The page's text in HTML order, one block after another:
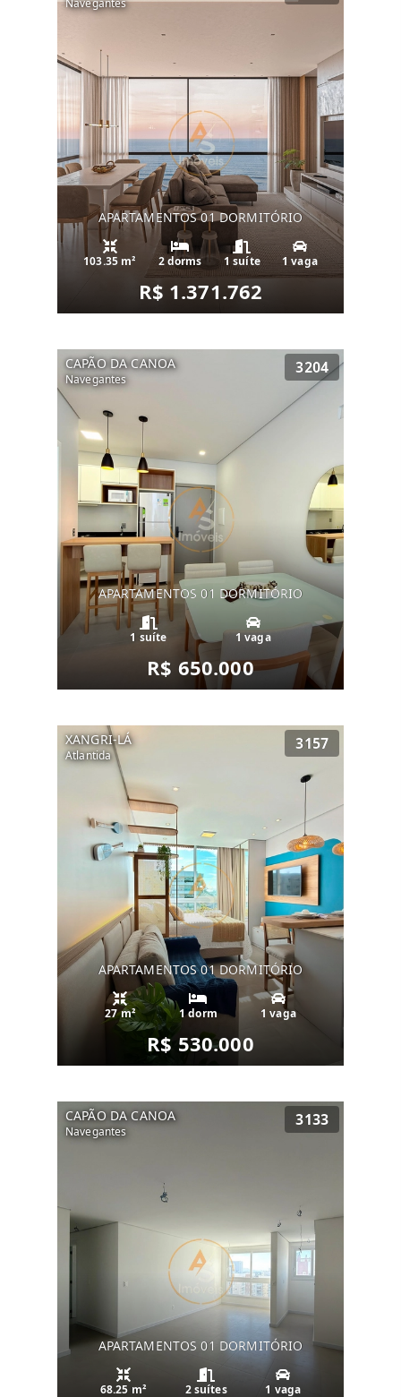
Navegantes
APARTAMENTOS 01 DORMITÓRIO
103.35 m² 2 dorms 1 suíte 1 vaga
R$ 1.371.762
CAPÃO DA CANOA
Navegantes
3204
APARTAMENTOS 01 DORMITÓRIO
1 suíte 1 vaga
R$ 650.000
XANGRI-LÁ
Atlantida
3157
APARTAMENTOS 01 DORMITÓRIO
27 m² 1 dorm 1 vaga
R$ 530.000
CAPÃO DA CANOA
Navegantes
3133
APARTAMENTOS 01 DORMITÓRIO
68.25 m² 2 suítes 1 vaga